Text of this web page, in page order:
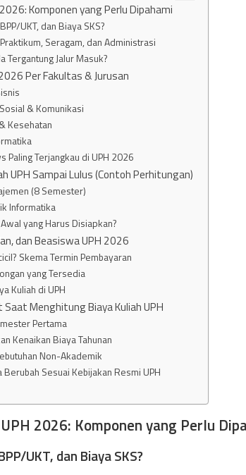
Komponen yang Perlu Dipahami
UKT, dan Biaya SKS?
Seragam, dan Administrasi
Tergantung Jalur Masuk?
Per Fakultas & Jurusan
& Komunikasi
Kesehatan
Paling Terjangkau di UPH 2026
UPH Sampai Lulus (Contoh Perhitungan)
(8 Semester)
Informatika
yang Harus Disiapkan?
dan Beasiswa UPH 2026
Skema Termin Pembayaran
yang Tersedia
Kuliah di UPH
Menghitung Biaya Kuliah UPH
Pertama
Kenaikan Biaya Tahunan
Non-Akademik
Sesuai Kebijakan Resmi UPH
2026: Komponen yang Perlu
UKT, dan Biaya SKS?